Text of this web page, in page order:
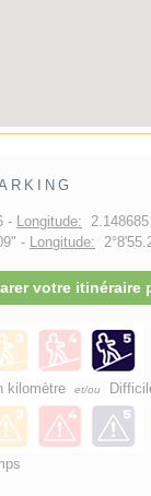
- Longitude: 2.148685
- Longitude:
votre itinéraire
kilomètre et/ou